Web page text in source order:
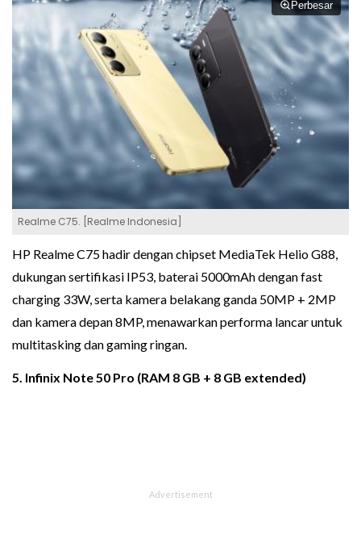
Perbesar
Realme C75. [Realme Indonesia]
HP Realme C75 hadir dengan chipset MediaTek Helio G88,
dukungan sertifikasi IP53, baterai 5000mAh dengan fast
charging 33W, serta kamera belakang ganda 50MP + 2MP
dan kamera depan 8MP, menawarkan performa lancar untuk
multitasking dan gaming ringan.
5. Infinix Note 50 Pro (RAM 8 GB + 8 GB extended)